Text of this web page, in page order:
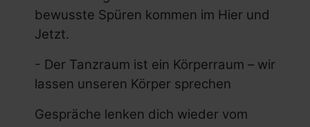
bewusste Spüren kommen im Hier und
Jetzt.
- Der Tanzraum ist ein Körperraum – wir
lassen unseren Körper sprechen
Gespräche lenken dich wieder vom